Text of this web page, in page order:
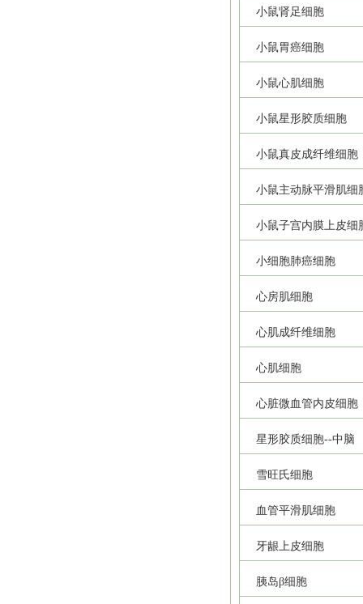
小鼠肾足细胞
小鼠胃癌细胞
小鼠心肌细胞
小鼠星形胶质细胞
小鼠真皮成纤维细胞
小鼠主动脉平滑肌细
小鼠子宫内膜上皮细
小细胞肺癌细胞
心房肌细胞
心肌成纤维细胞
心肌细胞
心脏微血管内皮细胞
星形胶质细胞--中脑
雪旺氏细胞
血管平滑肌细胞
牙龈上皮细胞
胰岛β细胞